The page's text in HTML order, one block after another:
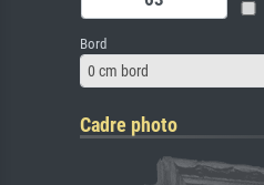
Bord
0 cm bord
Cadre photo